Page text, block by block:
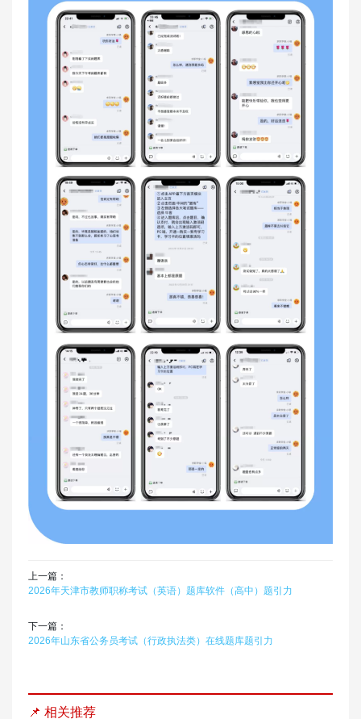
上一篇：
2026年天津市教师职称考试（英语）题库软件（高中）题引力
下一篇：
2026年山东省公务员考试（行政执法类）在线题库题引力
📌 相关推荐